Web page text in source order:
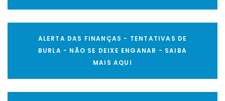
ALERTA DAS FINANÇAS - TENTATIVAS DE
BURLA - NÃO SE DEIXE ENGANAR - SAIBA
MAIS AQUI